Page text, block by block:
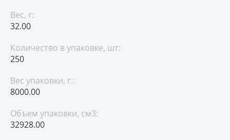
Вес, г:
32.00
Количество в упаковке, шт:
250
Вес упаковки, г.:
8000.00
Объем упаковки, см3:
32928.00